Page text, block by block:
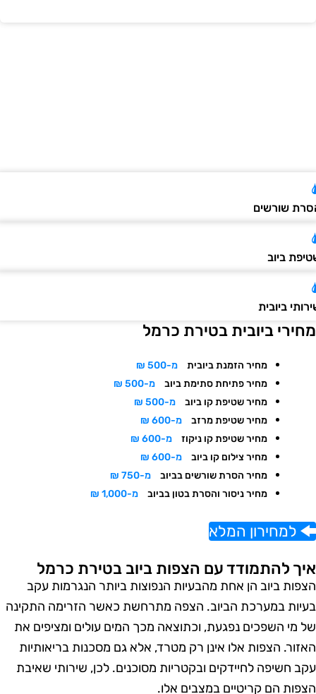
שורשים
ביוב
ביובית
ביובית בטירת כרמל
מחיר הזמנת ביובית
מ-500 ₪
מחיר פתיחת סתימת ביוב
מ-500 ₪
מחיר שטיפת קו ביוב
מ-500 ₪
מחיר שטיפת מרזב
מ-600 ₪
מחיר שטיפת קו ניקוז
מ-600 ₪
מחיר צילום קו ביוב
מ-600 ₪
מחיר הסרת שורשים בביוב
מ-750 ₪
מחיר ניסור והסרת בטון בביוב
מ-1,000 ₪
למחירון המלא
להתמודד עם הצפות ביוב בטירת כרמל
ביוב הן אחת מהבעיות הנפוצות ביותר הנגרמות עקב
במערכת הביוב. הצפה מתרחשת כאשר הזרימה התקינה
מי השפכים נפגעת, וכתוצאה מכך המים עולים ומציפים את
הצפות אלו אינן רק מטרד, אלא גם מסכנות בריאותיות
חשיפה לחיידקים ובקטריות מסוכנים. לכן, שירותי שאיבת
הם קריטיים במצבים אלו.